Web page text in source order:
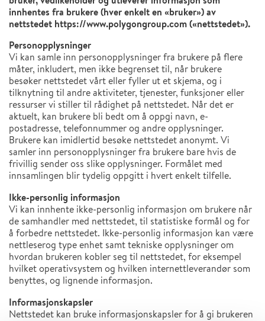
innhentes fra brukere (hver enkelt en «bruker») av
nettstedet https://www.polygongroup.com («nettstedet»).
Personopplysninger
Vi kan samle inn personopplysninger fra brukere på flere
måter, inkludert, men ikke begrenset til, når brukere
besøker nettstedet vårt eller fyller ut et skjema, og i
tilknytning til andre aktiviteter, tjenester, funksjoner eller
ressurser vi stiller til rådighet på nettstedet. Når det er
aktuelt, kan brukere bli bedt om å oppgi navn, e-
postadresse, telefonnummer og andre opplysninger.
Brukere kan imidlertid besøke nettstedet anonymt. Vi
samler inn personopplysninger fra brukere bare hvis de
frivillig sender oss slike opplysninger. Formålet med
innsamlingen blir tydelig oppgitt i hvert enkelt tilfelle.
Ikke-personlig informasjon
Vi kan innhente ikke-personlig informasjon om brukere når
de samhandler med nettstedet, til statistiske formål og for
å forbedre nettstedet. Ikke-personlig informasjon kan være
nettleserog type enhet samt tekniske opplysninger om
hvordan brukeren kobler seg til nettstedet, for eksempel
hvilket operativsystem og hvilken internettleverandør som
benyttes, og lignende informasjon.
Informasjonskapsler
Nettstedet kan bruke informasjonskapsler for å gi brukeren